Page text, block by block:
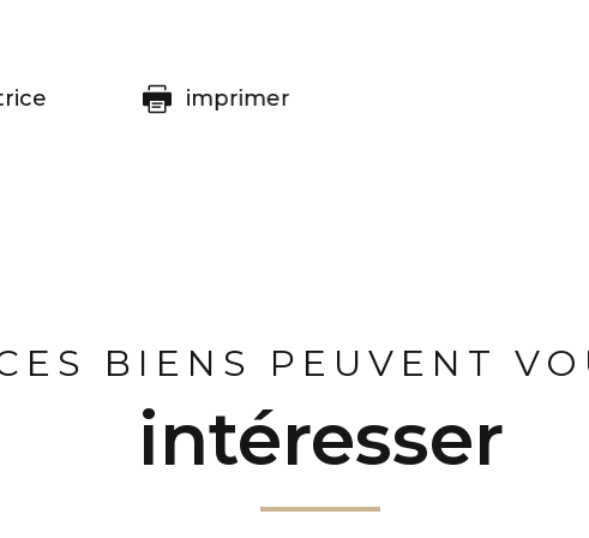
imprimer
BIENS PEUVENT
intéresser